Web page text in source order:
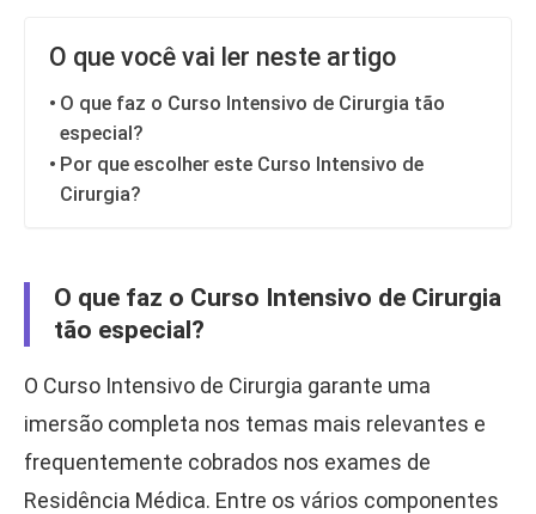
O que você vai ler neste artigo
O que faz o Curso Intensivo de Cirurgia tão
especial?
Por que escolher este Curso Intensivo de
Cirurgia?
O que faz o Curso Intensivo de Cirurgia
tão especial?
O Curso Intensivo de Cirurgia garante uma
imersão completa nos temas mais relevantes e
frequentemente cobrados nos exames de
Residência Médica. Entre os vários componentes